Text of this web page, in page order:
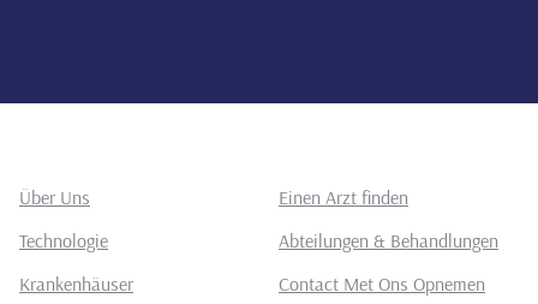
Über Uns
Einen Arzt finden
Technologie
Abteilungen & Behandlungen
Krankenhäuser
Contact Met Ons Opnemen